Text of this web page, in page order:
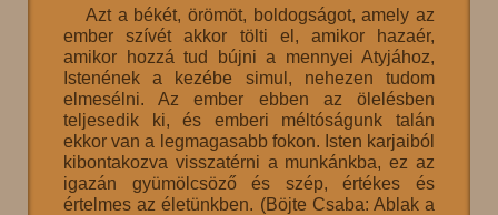
Azt a békét, örömöt, boldogságot, amely az
ember szívét akkor tölti el, amikor hazaér,
amikor hozzá tud bújni a mennyei Atyjához,
Istenének a kezébe simul, nehezen tudom
elmesélni. Az ember ebben az ölelésben
teljesedik ki, és emberi méltóságunk talán
ekkor van a legmagasabb fokon. Isten karjaiból
kibontakozva visszatérni a munkánkba, ez az
igazán gyümölcsöző és szép, értékes és
értelmes az életünkben. (Böjte Csaba: Ablak a